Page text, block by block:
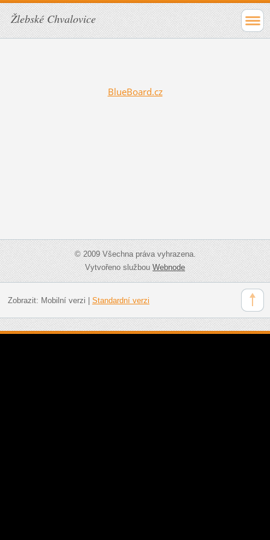
Žlebské Chvalovice
BlueBoard.cz
© 2009 Všechna práva vyhrazena.
Vytvořeno službouWebnode
Zobrazit: Mobilní verzi Standardní verzi